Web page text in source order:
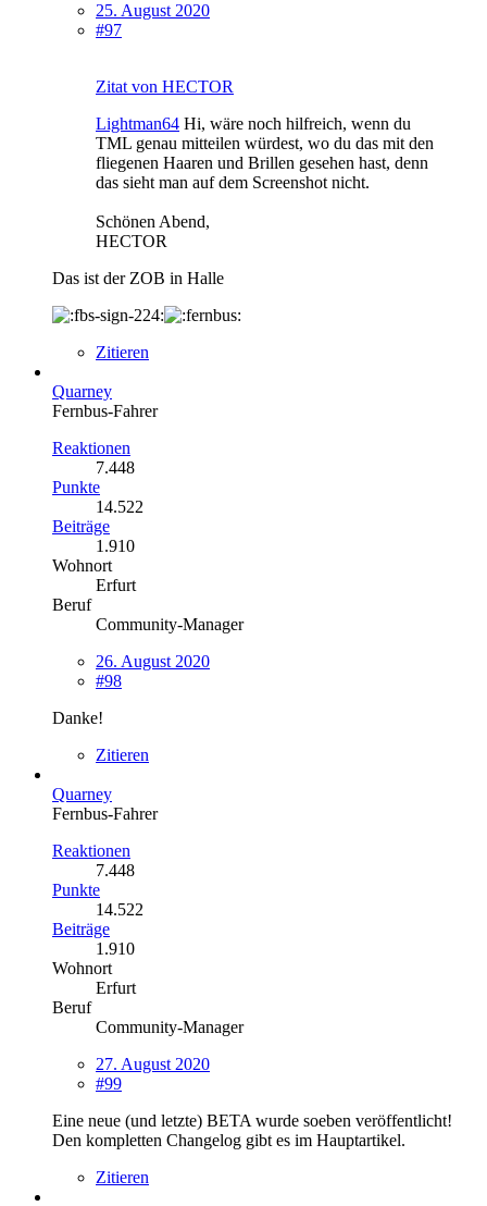
25. August 2020
#97
Zitat von HECTOR
Lightman64 Hi, wäre noch hilfreich, wenn du
TML genau mitteilen würdest, wo du das mit den
fliegenen Haaren und Brillen gesehen hast, denn
das sieht man auf dem Screenshot nicht.
Schönen Abend,
HECTOR
Das ist der ZOB in Halle
Zitieren
Quarney
Fernbus-Fahrer
Reaktionen
7.448
Punkte
14.522
Beiträge
1.910
Wohnort
Erfurt
Beruf
Community-Manager
26. August 2020
#98
Danke!
Zitieren
Quarney
Fernbus-Fahrer
Reaktionen
7.448
Punkte
14.522
Beiträge
1.910
Wohnort
Erfurt
Beruf
Community-Manager
27. August 2020
#99
Eine neue (und letzte) BETA wurde soeben veröffentlicht!
Den kompletten Changelog gibt es im Hauptartikel.
Zitieren